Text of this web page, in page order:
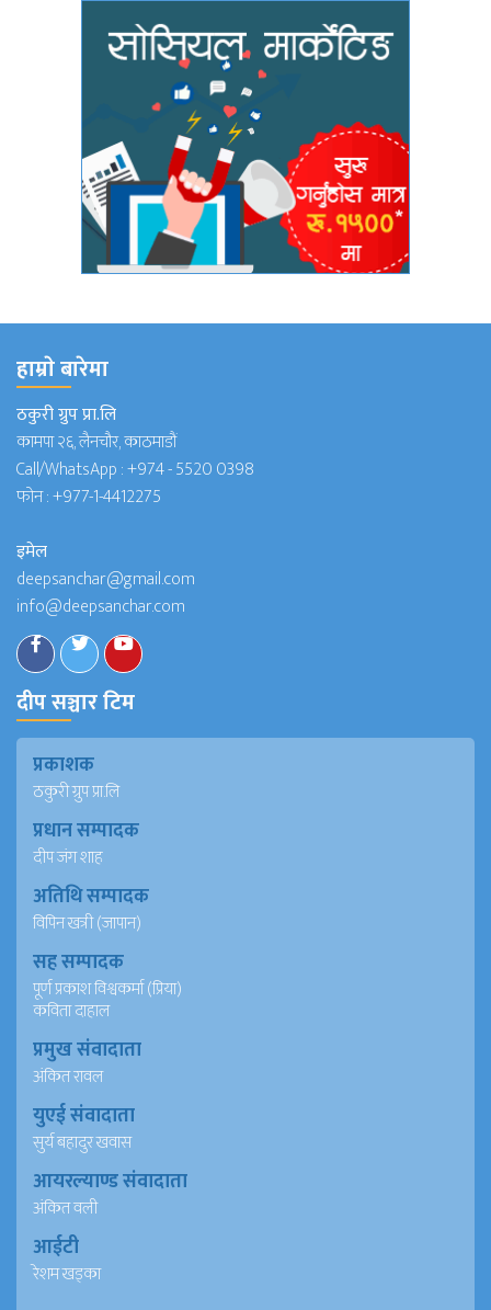
हाम्राे बारेमा
ठकुरी ग्रुप प्रा.लि
कामपा २६, लैनचौर, काठमाडौं
Call/WhatsApp :+974 - 5520 0398
फोन :+977-1-4412275
इमेल
deepsanchar@gmail.com
info@deepsanchar.com
दीप सञ्चार टिम
प्रकाशक
ठकुरी ग्रुप प्रा.लि
प्रधान सम्पादक
दीप जंग शाह
अतिथि सम्पादक
विपिन खत्री (जापान)
सह सम्पादक
पूर्ण प्रकाश विश्वकर्मा (प्रिया)
कविता दाहाल
प्रमुख संवादाता
अंकित रावल
युएई संवादाता
सुर्य बहादुर खवास
आयरल्याण्ड संवादाता
अंकित वली
आईटी
रेशम खड्का